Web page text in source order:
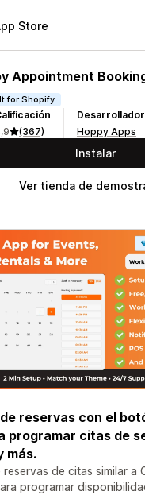
Store
Appointment
for Shopify
(367)
Desarrollador
Hoppy Apps
Instalar
Ver tienda de
reservas con el
programar citas de
más.
de citas similar a
programar